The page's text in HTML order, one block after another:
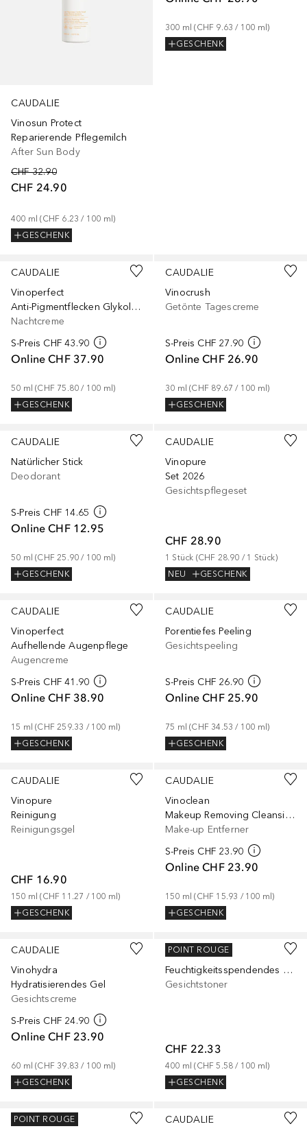
CAUDALIE
Vinosun Protect
Reparierende Pflegemilch
After Sun Body
CHF 32.90
CHF 24.90
400 ml (CHF 6.23 / 100 ml)
GESCHENK
300 ml (CHF 9.63 / 100 ml)
GESCHENK
CAUDALIE
Vinoperfect
Anti-Pigmentflecken Glykol - Nachfüllpackung
Nachtcreme
S-Preis CHF 43.90
Online CHF 37.90
50 ml (CHF 75.80 / 100 ml)
GESCHENK
CAUDALIE
Vinocrush
Getönte Tagescreme
S-Preis CHF 27.90
Online CHF 26.90
30 ml (CHF 89.67 / 100 ml)
GESCHENK
CAUDALIE
Natürlicher Stick
Deodorant
S-Preis CHF 14.65
Online CHF 12.95
50 ml (CHF 25.90 / 100 ml)
GESCHENK
CAUDALIE
Vinopure
Set 2026
Gesichtspflegeset
CHF 28.90
1 Stück (CHF 28.90 / 1 Stück)
NEU
GESCHENK
CAUDALIE
Vinoperfect
Aufhellende Augenpflege
Augencreme
S-Preis CHF 41.90
Online CHF 38.90
15 ml (CHF 259.33 / 100 ml)
GESCHENK
CAUDALIE
Porentiefes Peeling
Gesichtspeeling
S-Preis CHF 26.90
Online CHF 25.90
75 ml (CHF 34.53 / 100 ml)
GESCHENK
CAUDALIE
Vinopure
Reinigung
Reinigungsgel
CHF 16.90
150 ml (CHF 11.27 / 100 ml)
GESCHENK
CAUDALIE
Vinoclean
Makeup Removing Cleansing Oil
Make-up Entferner
S-Preis CHF 23.90
Online CHF 23.90
150 ml (CHF 15.93 / 100 ml)
GESCHENK
CAUDALIE
Vinohydra
Hydratisierendes Gel
Gesichtscreme
S-Preis CHF 24.90
Online CHF 23.90
60 ml (CHF 39.83 / 100 ml)
GESCHENK
CAUDALIE
Feuchtigkeitsspendendes Gesichtstonic
Gesichtstoner
CHF 22.33
400 ml (CHF 5.58 / 100 ml)
GESCHENK
POINT ROUGE
CAUDALIE
POINT ROUGE
CAUDALIE